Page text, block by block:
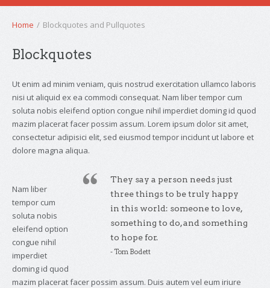
Home / Blockquotes and Pullquotes
Blockquotes
Ut enim ad minim veniam, quis nostrud exercitation ullamco laboris
nisi ut aliquid ex ea commodi consequat. Nam liber tempor cum
soluta nobis eleifend option congue nihil imperdiet doming id quod
mazim placerat facer possim assum. Lorem ipsum dolor sit amet,
consectetur adipisici elit, sed eiusmod tempor incidunt ut labore et
dolore magna aliqua.
They say a person needs just
three things to be truly happy
in this world: someone to love,
something to do, and something
to hope for.
- Tom Bodett
Nam liber
tempor cum
soluta nobis
eleifend option
congue nihil
imperdiet
doming id quod
mazim placerat facer possim assum. Duis autem vel eum iriure